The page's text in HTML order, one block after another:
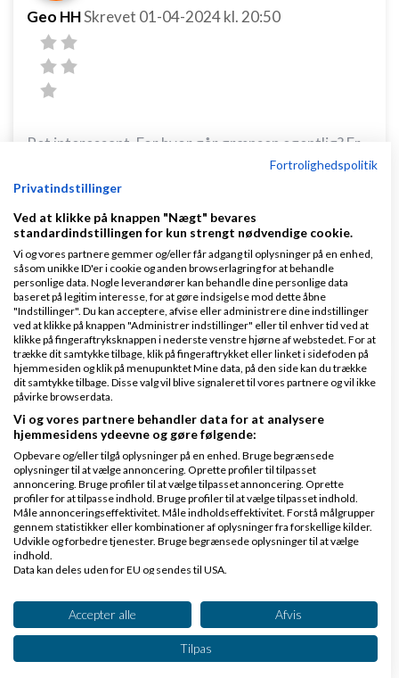
Geo HHSkrevet 01-04-2024kl. 20:50
Ret interessant. For hvor går grænsen egentlig? Er
det kun produktfotos at I vurdere, at det kan være
risikabelt eller gælder det også fysiske butikker som
bruger kendte rekvisitter for, at skabe
fald kan et hurtigt blik på gågaden i Århus nemt
kunne skabe de første 4-500 sager.
Svar
Fashion-SellerSkrevet01-04-2024kl. 22:12
Gennemsnit5,0stjerner givet af1
person
Ret interessant. For hvor går grænsen egentlig?
Er det kun produktfotos at I vurdere, at det kan
Fortrolighedspolitik
Privatindstillinger
Ved at klikke på knappen "Nægt" bevares
standardindstillingen for kun strengt nødvendige cookie.
Vi og vores partnere gemmer og/eller får adgang til oplysninger på en enhed,
såsom unikke ID'er i cookie og anden browserlagring for at behandle
personlige data. Nogle leverandører kan behandle dine personlige data
baseret på legitim interesse, for at gøre indsigelse mod dette åbne
"Indstillinger". Du kan acceptere, afvise eller administrere dine indstillinger
ved at klikke på knappen "Administrer indstillinger" eller til enhver tid ved at
klikke på fingeraftryksknappen i nederste venstre hjørne af webstedet. For at
trække dit samtykke tilbage, klik på fingeraftrykket eller linket i sidefoden på
hjemmesiden og klik på menupunktet Mine data, på den side kan du trække
dit samtykke tilbage. Disse valg vil blive signaleret til vores partnere og vil ikke
påvirke browserdata.
Vi og vores partnere behandler data for at analysere
hjemmesidens ydeevne og gøre følgende:
Opbevare og/eller tilgå oplysninger på en enhed. Bruge begrænsede
oplysninger til at vælge annoncering. Oprette profiler til tilpasset
annoncering. Bruge profiler til at vælge tilpasset annoncering. Oprette
profiler for at tilpasse indhold. Bruge profiler til at vælge tilpasset indhold.
Måle annonceringseffektivitet. Måle indholdseffektivitet. Forstå målgrupper
gennem statistikker eller kombinationer af oplysninger fra forskellige kilder.
Udvikle og forbedre tjenester. Bruge begrænsede oplysninger til at vælge
indhold.
Data kan deles uden for EU og sendes til USA.
Se partnerliste (2 IAB-leverandører)
Vi bruger dine data til følgende formål:
IAB's behandlingsformål:
Accepter alle Afvis
Tilpas